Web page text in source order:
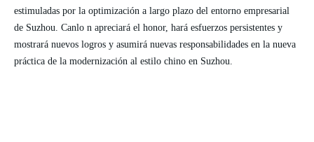
estimuladas por la optimización a largo plazo del entorno empresarial
de Suzhou. Canlo n apreciará el honor, hará esfuerzos persistentes y
mostrará nuevos logros y asumirá nuevas responsabilidades en la nueva
práctica de la modernización al estilo chino en Suzhou.